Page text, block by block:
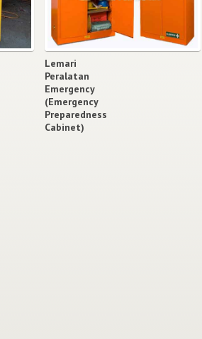
Lemari
Peralatan
Emergency
(Emergency
Preparedness
Cabinet)